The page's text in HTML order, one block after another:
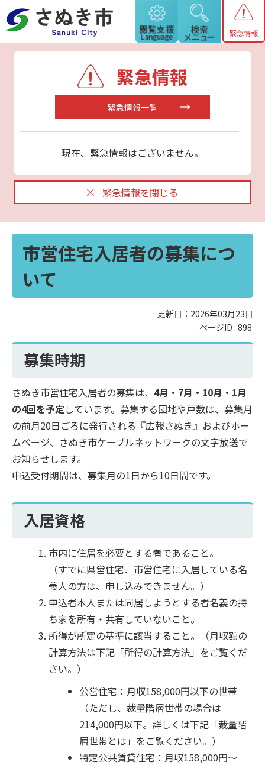
緊急情報
緊急情報
緊急情報一覧
現在、緊急情報はございません。
緊急情報を閉じる
市営住宅入居者の募集につ
いて
更新日：2026年03月23日
ページID : 898
募集時期
さぬき市営住宅入居者の募集は、 4月・7月・10月・1月
の4回を予定しています。募集する団地や戸数は、募集月
の前月20日ごろに発行される『広報さぬき』およびホー
ムページ、さぬき市ケーブルネットワークの文字放送で
お知らせします。
申込受付期間は、募集月の1日から10日間です。
入居資格
市内に住居を必要とする者であること。
（すでに県営住宅、市営住宅に入居している名
義人の方は、申し込みできません。）
申込者本人または同居しようとする者名義の持
ち家を所有・共有していないこと。
所得が所定の基準に該当すること。（月収額の
計算方法は下記「所得の計算方法」をご覧くだ
さい。）
公営住宅：月収158,000円以下の世帯
（ただし、裁量階層世帯の場合は
214,000円以下。詳しくは下記「裁量階
層世帯とは」をご覧ください。）
特定公共賃貸住宅：月収158,000円～